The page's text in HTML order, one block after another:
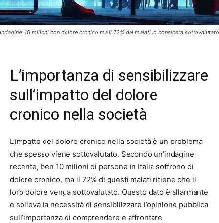
Indagine: 10 milioni con dolore cronico ma il 72% dei malati lo considera sottovalutato
L’importanza di sensibilizzare
sull’impatto del dolore
cronico nella società
L’impatto del dolore cronico nella società è un problema
che spesso viene sottovalutato. Secondo un’indagine
recente, ben 10 milioni di persone in Italia soffrono di
dolore cronico, ma il 72% di questi malati ritiene che il
loro dolore venga sottovalutato. Questo dato è allarmante
e solleva la necessità di sensibilizzare l’opinione pubblica
sull’importanza di comprendere e affrontare